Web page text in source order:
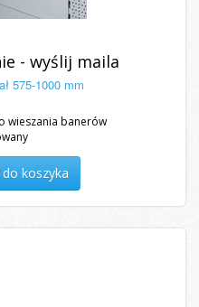
- wyślij maila
575-1000 mm
wieszania banerów
do koszyka